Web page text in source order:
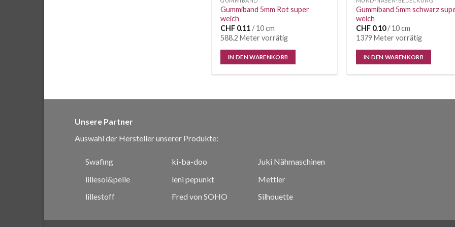
Gummiband 5mm Rot super
weich
CHF 0.11/ 10 cm
588.2 Meter vorrätig
IN DEN WARENKORB
Gummiband 5mm schwarz
weich
CHF0.10/ 10 cm
1379 Meter vorrätig
IN DEN WARENKORB
Unsere Partner
Auswahl der Hersteller unserer Produkte:
Swafing
lillesol&pelle
lillestoff
ki-ba-doo
leni pepunkt
Fred von SOHO
Juki Nähmaschinen
Mettler
Silhouette